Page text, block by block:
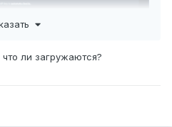
ли загружаются?